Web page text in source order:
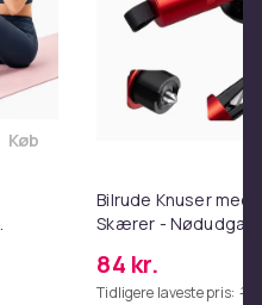
Læg Mavetræner,6-rørs
Køb
Bilrude Knuser med
Skærer -
Red
84 kr.
Tidligere laveste pris: